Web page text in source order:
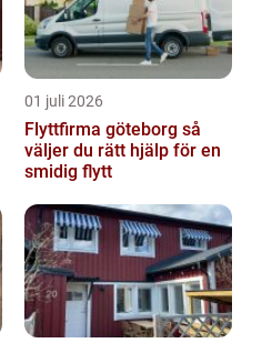
01 juli 2026
Flyttfirma göteborg så
väljer du rätt hjälp för en
smidig flytt